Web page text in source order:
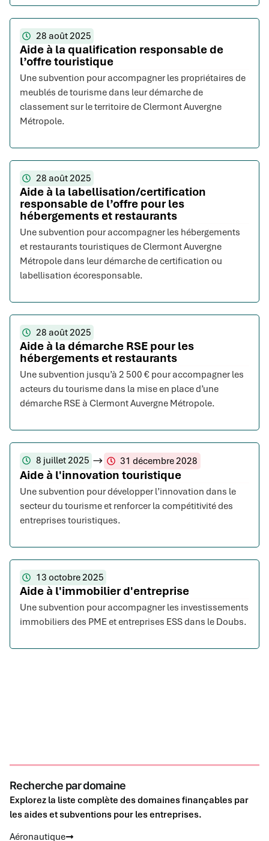
28 août 2025
Aide à la qualification responsable de
l’offre touristique
Une subvention pour accompagner les propriétaires de
meublés de tourisme dans leur démarche de
classement sur le territoire de Clermont Auvergne
Métropole.
28 août 2025
Aide à la labellisation/certification
responsable de l’offre pour les
hébergements et restaurants
Une subvention pour accompagner les hébergements
et restaurants touristiques de Clermont Auvergne
Métropole dans leur démarche de certification ou
labellisation écoresponsable.
28 août 2025
Aide à la démarche RSE pour les
hébergements et restaurants
Une subvention jusqu’à 2 500 € pour accompagner les
acteurs du tourisme dans la mise en place d’une
démarche RSE à Clermont Auvergne Métropole.
8 juillet 2025 31 décembre 2028
Aide à l'innovation touristique
Une subvention pour développer l’innovation dans le
secteur du tourisme et renforcer la compétitivité des
entreprises touristiques.
13 octobre 2025
Aide à l'immobilier d'entreprise
Une subvention pour accompagner les investissements
immobiliers des PME et entreprises ESS dans le Doubs.
Recherche par domaine
Explorez la liste complète des domaines finançables par
les aides et subventions pour les entreprises.
Aéronautique